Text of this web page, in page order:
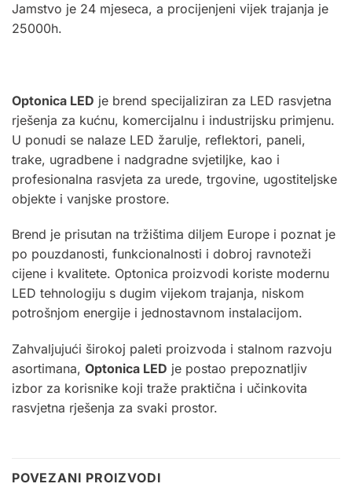
Jamstvo je 24 mjeseca, a procijenjeni vijek trajanja je
25000h.
Optonica LED je brend specijaliziran za LED rasvjetna
rješenja za kućnu, komercijalnu i industrijsku primjenu.
U ponudi se nalaze LED žarulje, reflektori, paneli,
trake, ugradbene i nadgradne svjetiljke, kao i
profesionalna rasvjeta za urede, trgovine, ugostiteljske
objekte i vanjske prostore.
Brend je prisutan na tržištima diljem Europe i poznat je
po pouzdanosti, funkcionalnosti i dobroj ravnoteži
cijene i kvalitete. Optonica proizvodi koriste modernu
LED tehnologiju s dugim vijekom trajanja, niskom
potrošnjom energije i jednostavnom instalacijom.
Zahvaljujući širokoj paleti proizvoda i stalnom razvoju
asortimana, Optonica LED je postao prepoznatljiv
izbor za korisnike koji traže praktična i učinkovita
rasvjetna rješenja za svaki prostor.
POVEZANI PROIZVODI